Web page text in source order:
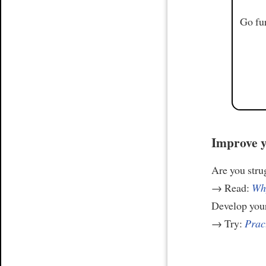
Go
Improve
Are you
→ Read:
Develop
→ Try: